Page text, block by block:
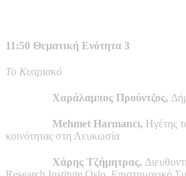
11:50 Θεματική Ενότητα 3
Το Κυπριακό
Χαράλαμπος Προύντζος,
Mehmet Harmancı, Ηγέτης
κοινότητας στη Λευκωσία
Χάρης Τζήμητρας,